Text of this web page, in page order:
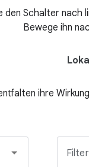
den Schalter nach
Bewege ihn
ihre